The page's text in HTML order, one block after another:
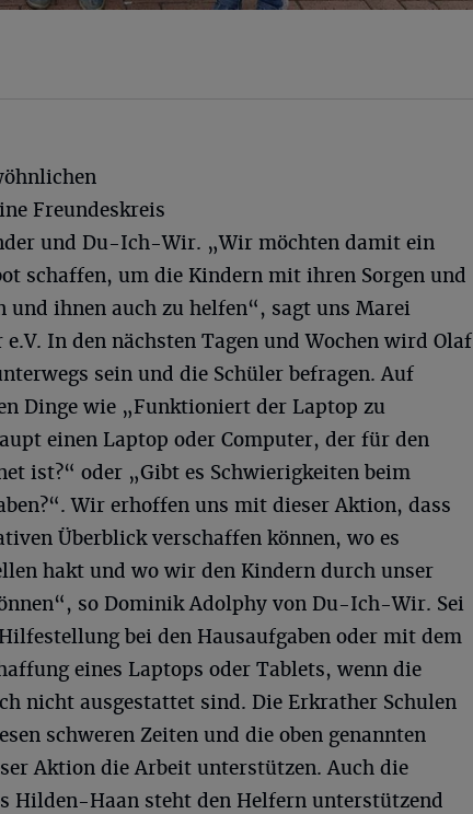
Freundeskreis
und Du-Ich-Wir. „Wir möchten damit ein
schaffen, um die Kindern mit ihren Sorgen und
und ihnen auch zu helfen“, sagt uns Marei
In den nächsten Tagen und Wochen wird Olaf
sein und die Schüler befragen. Auf
Dinge wie „Funktioniert der Laptop zu
einen Laptop oder Computer, der für den
ist?“ oder „Gibt es Schwierigkeiten beim
Wir erhoffen uns mit dieser Aktion, dass
Überblick verschaffen können, wo es
hakt und wo wir den Kindern durch unser
so Dominik Adolphy von Du-Ich-Wir. Sei
bei den Hausaufgaben oder mit dem
eines Laptops oder Tablets, wenn die
nicht ausgestattet sind. Die Erkrather Schulen
schweren Zeiten und die oben genannten
Aktion die Arbeit unterstützen. Auch die
Hilden-Haan steht den Helfern unterstützend